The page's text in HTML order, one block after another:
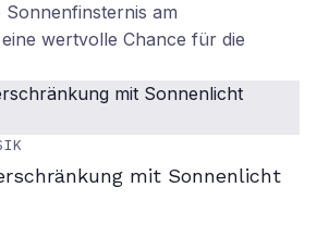
am
wertvolle Chance für die
mit Sonnenlicht